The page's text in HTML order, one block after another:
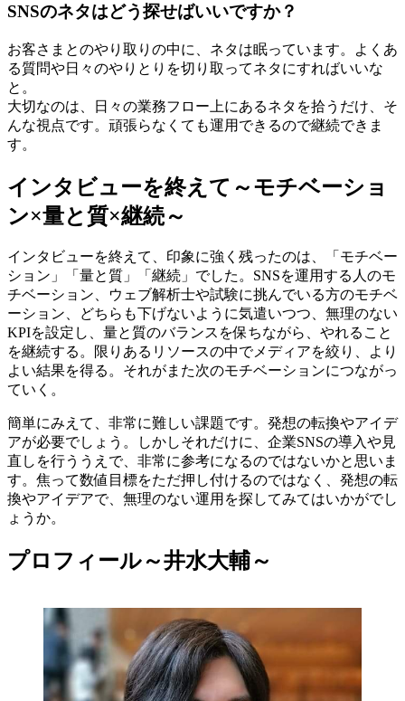
SNSのネタはどう探せばいいですか？
お客さまとのやり取りの中に、ネタは眠っています。よくあ
る質問や日々のやりとりを切り取ってネタにすればいいな
と。
大切なのは、日々の業務フロー上にあるネタを拾うだけ、そ
んな視点です。頑張らなくても運用できるので継続できま
す。
インタビューを終えて～モチベーショ
ン×量と質×継続～
インタビューを終えて、印象に強く残ったのは、「モチベー
ション」「量と質」「継続」でした。SNSを運用する人のモ
チベーション、ウェブ解析士や試験に挑んでいる方のモチベ
ーション、どちらも下げないように気遣いつつ、無理のない
KPIを設定し、量と質のバランスを保ちながら、やれること
を継続する。限りあるリソースの中でメディアを絞り、より
よい結果を得る。それがまた次のモチベーションにつながっ
ていく。
簡単にみえて、非常に難しい課題です。発想の転換やアイデ
アが必要でしょう。しかしそれだけに、企業SNSの導入や見
直しを行ううえで、非常に参考になるのではないかと思いま
す。焦って数値目標をただ押し付けるのではなく、発想の転
換やアイデアで、無理のない運用を探してみてはいかがでし
ょうか。
プロフィール～井水大輔～